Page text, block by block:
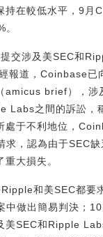
持在較低水平，9月
交涉及美SEC和
報道，Coinbase已
amicus brief），涉
Labs之間的訴訟，
處于不利地位，
求，認為由于SEC
大損失。
和美SEC都要
中做出簡易判決；
美SEC和Ripple